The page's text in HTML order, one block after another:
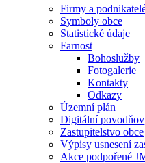
Firmy a
Symboly obce
Statistické údaje
Farnost
Bohoslužby
Fotogalerie
Kontakty
Odkazy
Územní plán
Digitální
Zastupitelstvo obce
Výpisy usnesení
Akce podpořené